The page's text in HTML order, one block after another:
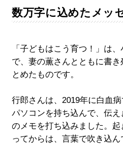
数万字に込めたメッ
「子どもはこう育つ！」は
で、妻の薫さんとともに書
とめたものです。
行郎さんは、2019年に白血
パソコンを持ち込んで、伝
のメモを打ち込みました。
ってからは、言葉で吹き込